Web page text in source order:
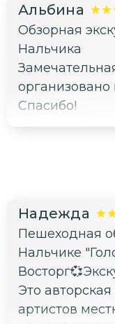
Альбина
Обзорная
Нальчика
Спасибо!
Надежда
Пешеходная
Нальчике
Это
артистов